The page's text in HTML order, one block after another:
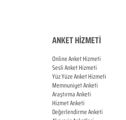
ANKET HİZMETİ
Online Anket Hizmeti
Sesli Anket Hizmeti
Yüz Yüze Anket Hizmeti
Memnuniyet Anketi
Araştırma Anketi
Hizmet Anketi
Değerlendirme Anketi